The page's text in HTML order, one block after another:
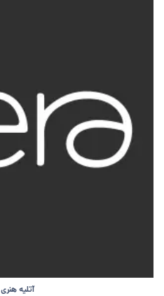
آتلیه هنری Vera